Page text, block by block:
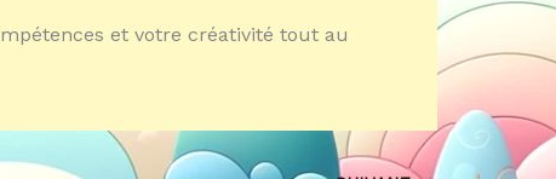
et votre créativité tout au